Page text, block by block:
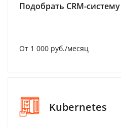
Подобрать CRM-
От 1 000 руб./месяц
Kubernetes